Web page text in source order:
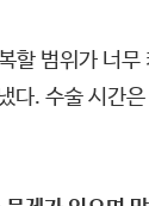
할 범위가 너
. 수술 시간